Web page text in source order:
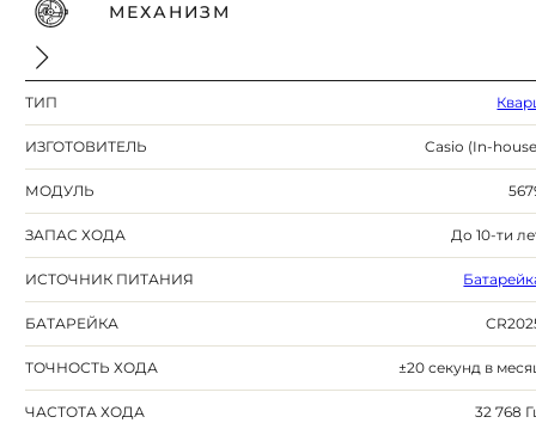
МЕХАНИЗМ
ТИП
ИЗГОТОВИТЕЛЬ Casio (In-
МОДУЛЬ
ЗАПАС ХОДА До 10-ти
ИСТОЧНИК ПИТАНИЯ
БАТАРЕЙКА
ТОЧНОСТЬ ХОДА ±20 секунд в
ЧАСТОТА ХОДА 32 768